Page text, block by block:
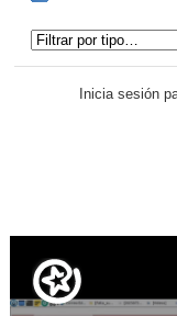
Inicia sesión